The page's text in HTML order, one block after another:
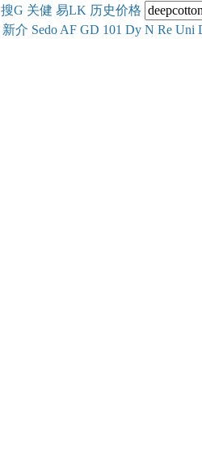
搜G 关健 易LK 历史价格
新介 Sedo AF GD 101 Dy N Re Uni